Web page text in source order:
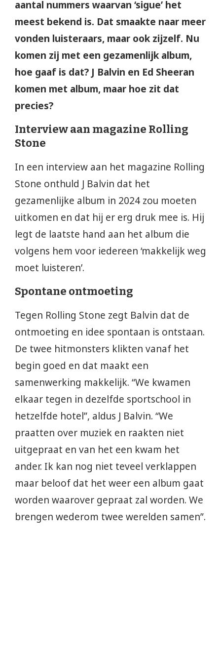
aantal nummers waarvan ‘sigue’ het
meest bekend is. Dat smaakte naar meer
vonden luisteraars, maar ook zijzelf. Nu
komen zij met een gezamenlijk album,
hoe gaaf is dat? J Balvin en Ed Sheeran
komen met album, maar hoe zit dat
precies?
Interview aan magazine Rolling
Stone
In een interview aan het magazine Rolling
Stone onthuld J Balvin dat het
gezamenlijke album in 2024 zou moeten
uitkomen en dat hij er erg druk mee is. Hij
legt de laatste hand aan het album die
volgens hem voor iedereen ‘makkelijk weg
moet luisteren’.
Spontane ontmoeting
Tegen Rolling Stone zegt Balvin dat de
ontmoeting en idee spontaan is ontstaan.
De twee hitmonsters klikten vanaf het
begin goed en dat maakt een
samenwerking makkelijk. “We kwamen
elkaar tegen in dezelfde sportschool in
hetzelfde hotel”, aldus J Balvin. “We
praatten over muziek en raakten niet
uitgepraat en van het een kwam het
ander. Ik kan nog niet teveel verklappen
maar beloof dat het weer een album gaat
worden waarover gepraat zal worden. We
brengen wederom twee werelden samen”.